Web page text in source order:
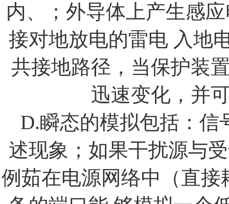
内、；外导体上产生感
接对地放电的雷电 入地
共接地路径，当保护装
迅速变化，并
D.瞬态的模拟包括：信
述现象；如果干扰源与
例茹在电源网络中（直